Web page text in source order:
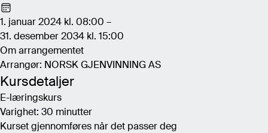
1. januar 2024 kl. 08:00 –
31. desember 2034 kl. 15:00
Om arrangementet
Arrangør: NORSK GJENVINNING AS
Kursdetaljer
E-læringskurs
Varighet: 30 minutter
Kurset gjennomføres når det passer deg